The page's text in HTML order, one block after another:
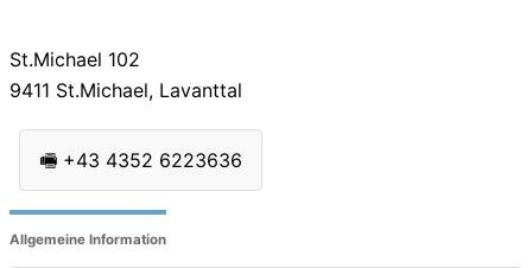
St.Michael 102
9411 St.Michael, Lavanttal
🖷 +43 4352 6223636
Allgemeine Information